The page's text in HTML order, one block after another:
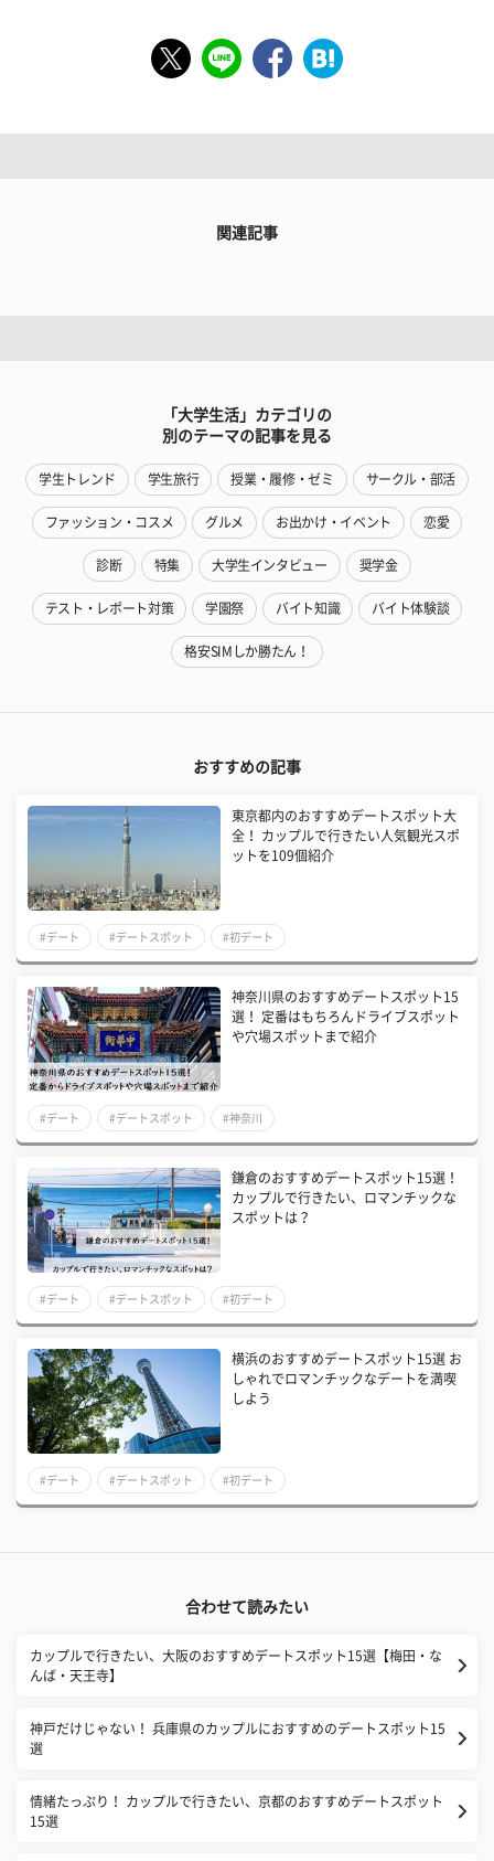
関連記事
「大学生活」カテゴリの
別のテーマの記事を見る
学生トレンド 学生旅行 授業・履修・ゼミ サークル・部活
ファッション・コスメ グルメ お出かけ・イベント 恋愛
診断 特集 大学生インタビュー 奨学金
テスト・レポート対策 学園祭 バイト知識 バイト体験談
格安SIMしか勝たん！
おすすめの記事
東京都内のおすすめデートスポット大
全！ カップルで行きたい人気観光スポ
ットを109個紹介
#デート #デートスポット #初デート
神奈川県のおすすめデートスポット15
選！ 定番はもちろんドライブスポット
や穴場スポットまで紹介
#デート #デートスポット #神奈川
鎌倉のおすすめデートスポット15選！
カップルで行きたい、ロマンチックな
スポットは？
#デート #デートスポット #初デート
横浜のおすすめデートスポット15選 お
しゃれでロマンチックなデートを満喫
しよう
#デート #デートスポット #初デート
合わせて読みたい
カップルで行きたい、大阪のおすすめデートスポット15選【梅田・な
んば・天王寺】
神戸だけじゃない！ 兵庫県のカップルにおすすめのデートスポット15
選
情緒たっぷり！ カップルで行きたい、京都のおすすめデートスポット
15選